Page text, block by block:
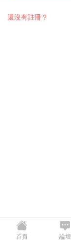
還沒有註冊？
首頁 論壇